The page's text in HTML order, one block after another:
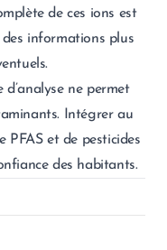
de ces ions est
informations plus
d’analyse ne permet
Intégrer au
PFAS et de pesticides
des habitants.